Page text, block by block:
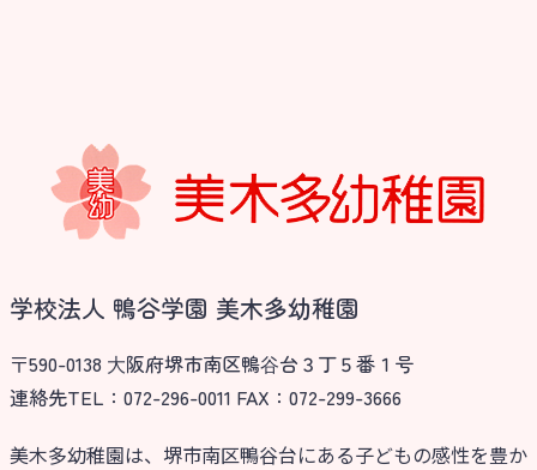
学校法人 鴨谷学園 美木多幼稚園
〒590-0138 ⼤阪府堺市南区鴨⾕台３丁５番１号
連絡先TEL：072-296-0011 FAX：072-299-3666
美木多幼稚園は、堺市南区鴨谷台にある子どもの感性を豊か
お知らせ
今日の幼稚園
園児募集要項